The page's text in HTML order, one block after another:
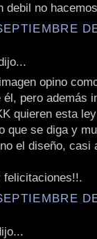
debil no
opino
él, pero además
quieren esta
que se diga y
el diseño, casi
felicitaciones!!.